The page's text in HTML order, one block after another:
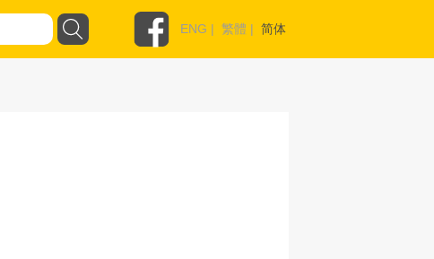
ENG | 繁體 | 简体